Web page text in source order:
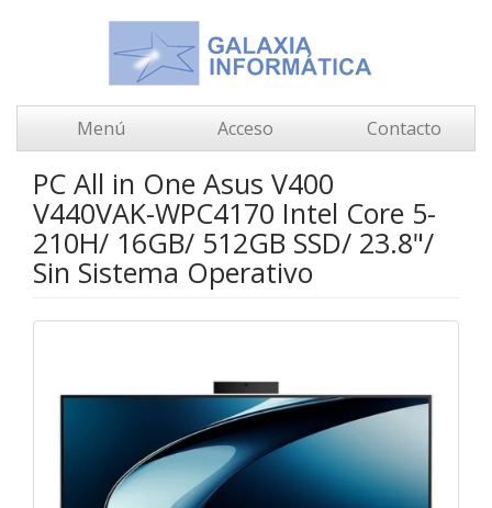
Menú Acceso Contacto
PC All in One Asus V400
V440VAK-WPC4170 Intel Core 5-
210H/ 16GB/ 512GB SSD/ 23.8"/
Sin Sistema Operativo